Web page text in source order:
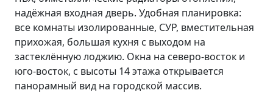
надёжная входная дверь. Удобная планировка:
все комнаты изолированные, СУР, вместительная
прихожая, большая кухня с выходом на
застеклённую лоджию. Окна на северо-восток и
юго-восток, с высоты 14 этажа открывается
панорамный вид на городской массив.